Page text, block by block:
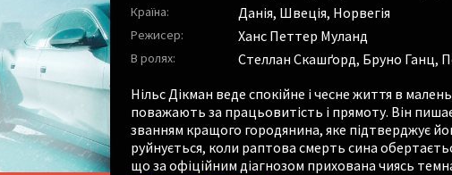
Країна: Данія, Швеція, Норвегія
Режисер: Ханс Петтер Муланд
В ролях: Стеллан Скашґорд, Бруно Ганц,
Нільс Дікман веде спокійне і чесне життя в
поважають за працьовитість і прямоту. Він
званням кращого городянина, яке підтверджує
руйнується, коли раптова смерть сина
що за офіційним діагнозом прихована чиясь